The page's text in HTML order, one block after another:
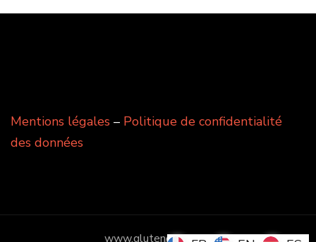
Mentions légales – Politique de confidentialité
des données
www.glutenevasion.fr